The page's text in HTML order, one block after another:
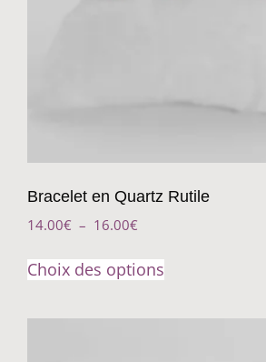
Bracelet en Quartz Rutile
14.00€ – 16.00€
Choix des options